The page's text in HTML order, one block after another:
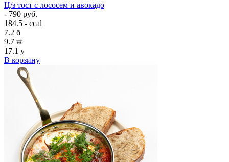
Ц/з тост с лососем и авокадо
- 790 руб.
184.5 - ccal
7.2 б
9.7 ж
17.1 у
В корзину